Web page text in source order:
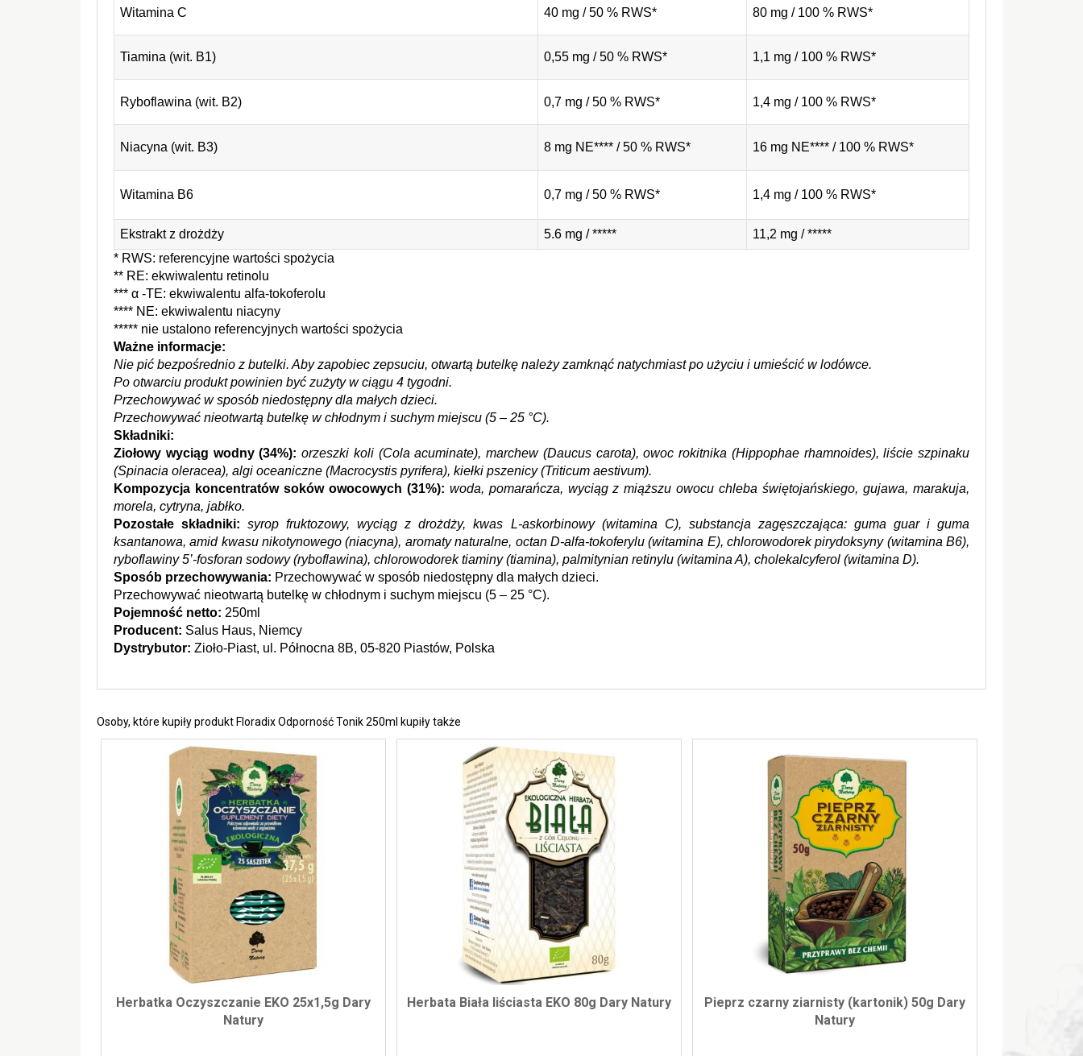
Witamina C 40 mg / 50 % RWS* 80 mg / 100 % RWS*
Tiamina (wit. B1) 0,55 mg / 50 % RWS* 1,1 mg / 100 % RWS*
Ryboflawina (wit. B2) 0,7 mg / 50 % RWS* 1,4 mg / 100 % RWS*
Niacyna (wit. B3) 8 mg NE**** / 50 % RWS* 16 mg NE**** / 100 % RWS*
Witamina B6 0,7 mg / 50 % RWS* 1,4 mg / 100 % RWS*
Ekstrakt z drożdży 5.6 mg / *****
11,2 mg / *****
* RWS: referencyjne wartości spożycia
** RE: ekwiwalentu retinolu
*** α -TE: ekwiwalentu alfa-tokoferolu
**** NE: ekwiwalentu niacyny
***** nie ustalono referencyjnych wartości spożycia
Ważne informacje:
Nie pić bezpośrednio z butelki. Aby zapobiec zepsuciu, otwartą butelkę należy zamknąć natychmiast po użyciu i umieścić w lodówce.
Po otwarciu produkt powinien być zużyty w ciągu 4 tygodni.
Przechowywać w sposób niedostępny dla małych dzieci.
Przechowywać nieotwartą butelkę w chłodnym i suchym miejscu (5 – 25 °C).
Składniki:
Ziołowy wyciąg wodny (34%): orzeszki koli (Cola acuminate), marchew (Daucus carota), owoc rokitnika (Hippophae rhamnoides), liście szpinaku
(Spinacia oleracea), algi oceaniczne (Macrocystis pyrifera), kiełki pszenicy (Triticum aestivum).
Kompozycja koncentratów soków owocowych (31%): woda, pomarańcza, wyciąg z miąższu owocu chleba świętojańskiego, gujawa, marakuja,
morela, cytryna, jabłko.
Pozostałe składniki: syrop fruktozowy, wyciąg z drożdży, kwas L-askorbinowy (witamina C), substancja zagęszczająca: guma guar i guma
ksantanowa, amid kwasu nikotynowego (niacyna), aromaty naturalne, octan D-alfa-tokoferylu (witamina E), chlorowodorek pirydoksyny (witamina B6),
ryboflawiny 5’-fosforan sodowy (ryboflawina), chlorowodorek tiaminy (tiamina), palmitynian retinylu (witamina A), cholekalcyferol (witamina D).
Sposób przechowywania: Przechowywać w sposób niedostępny dla małych dzieci.
Przechowywać nieotwartą butelkę w chłodnym i suchym miejscu (5 – 25 °C).
Pojemność netto: 250ml
Producent: Salus Haus, Niemcy
Dystrybutor: Zioło-Piast, ul. Północna 8B, 05-820 Piastów, Polska
Osoby, które kupiły produkt Floradix Odporność Tonik 250ml kupiły także
Herbatka Oczyszczanie EKO 25x1,5g Dary
Natury
Herbata Biała liściasta EKO 80g Dary Natury
Pieprz czarny ziarnisty (kartonik) 50g Dary
Natury